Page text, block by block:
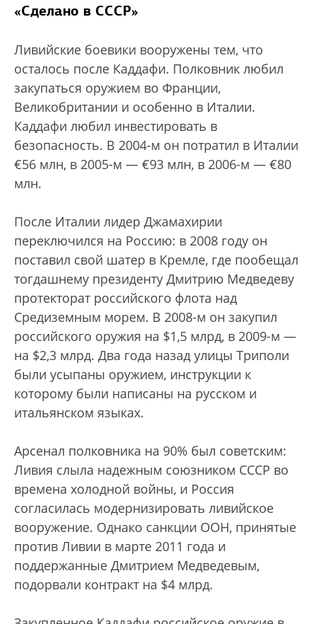
«Сделано в СССР»
Ливийские боевики вооружены тем, что
осталось после Каддафи. Полковник любил
закупаться оружием во Франции,
Великобритании и особенно в Италии.
Каддафи любил инвестировать в
безопасность. В 2004-м он потратил в Италии
€56 млн, в 2005-м — €93 млн, в 2006-м — €80
млн.
После Италии лидер Джамахирии
переключился на Россию: в 2008 году он
поставил свой шатер в Кремле, где пообещал
тогдашнему президенту Дмитрию Медведеву
протекторат российского флота над
Средиземным морем. В 2008-м он закупил
российского оружия на $1,5 млрд, в 2009-м —
на $2,3 млрд. Два года назад улицы Триполи
были усыпаны оружием, инструкции к
которому были написаны на русском и
итальянском языках.
Арсенал полковника на 90% был советским:
Ливия слыла надежным союзником СССР во
времена холодной войны, и Россия
согласилась модернизировать ливийское
вооружение. Однако санкции ООН, принятые
против Ливии в марте 2011 года и
поддержанные Дмитрием Медведевым,
подорвали контракт на $4 млрд.